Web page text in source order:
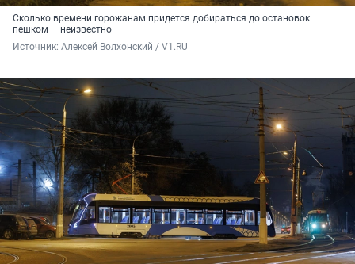
Сколько времени горожанам придется добираться до остановок
пешком — неизвестно
Источник: Алексей Волхонский / V1.RU